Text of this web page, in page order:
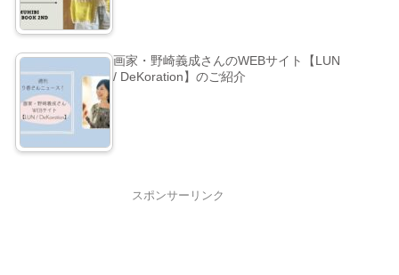
画家・野崎義成さんのWEBサイト【LUN
/ DeKoration】のご紹介
スポンサーリンク